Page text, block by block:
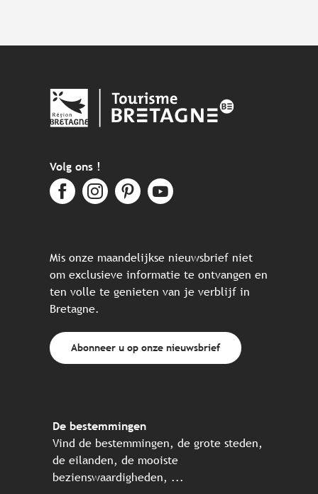
Volg ons !
Mis onze maandelijkse nieuwsbrief niet
om exclusieve informatie te ontvangen en
ten volle te genieten van je verblijf in
Bretagne.
Abonneer u op onze nieuwsbrief
De bestemmingen
Vind de bestemmingen, de grote steden,
de eilanden, de mooiste
bezienswaardigheden, ...